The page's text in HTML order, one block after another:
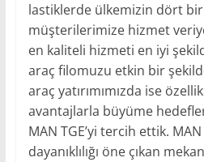
lastiklerde ülkemizin dört bir
müşterilerimize hizmet
en kaliteli hizmeti en iyi
araç filomuzu etkin bir
araç yatırımımızda ise
avantajlarla büyüme
MAN TGE’yi tercih ettik. MAN
dayanıklılığı öne çıkan